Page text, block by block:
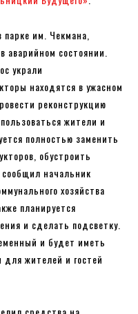
парке им. Чекмана,
аварийном состоянии.
украли
находятся в ужасном
реконструкцию
жители и
полностью заменить
обустроить
начальник
хозяйства
планируется
и сделать подсветку.
и будет иметь
жителей и гостей